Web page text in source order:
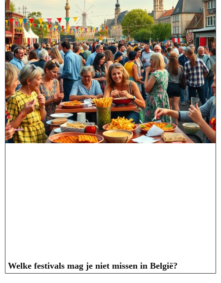
Welke festivals mag je niet missen in België?